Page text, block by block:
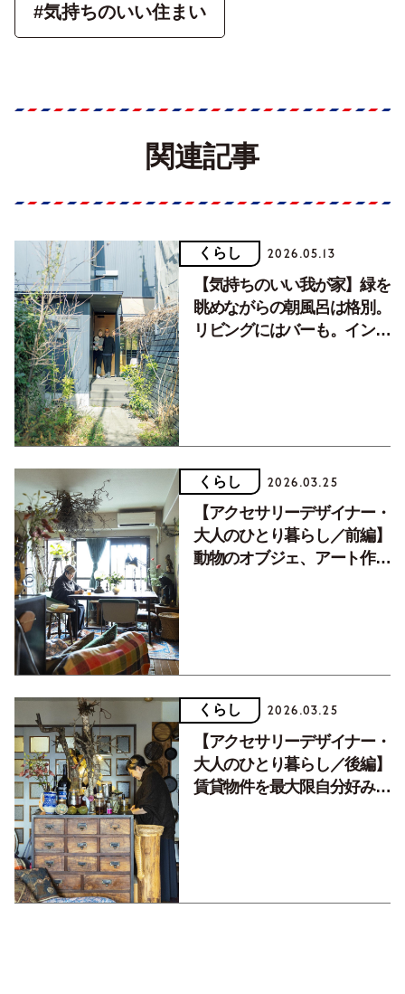
#気持ちのいい住まい
関連記事
くらし 2026.05.13
【気持ちのいい我が家】緑を
眺めながらの朝風呂は格別。
リビングにはバーも。インテ
くらし 2026.03.25
【アクセサリーデザイナー・
大人のひとり暮らし／前編】
動物のオブジェ、アート作品
くらし 2026.03.25
【アクセサリーデザイナー・
大人のひとり暮らし／後編】
賃貸物件を最大限自分好みに